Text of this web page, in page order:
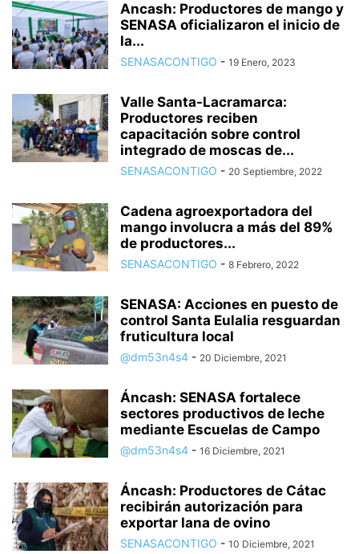
Ancash: Productores de mango y
SENASA oficializaron el inicio de
la...
SENASACONTIGO - 19 Enero, 2023
Valle Santa-Lacramarca:
Productores reciben
capacitación sobre control
integrado de moscas de...
SENASACONTIGO - 20 Septiembre, 2022
Cadena agroexportadora del
mango involucra a más del 89%
de productores...
SENASACONTIGO - 8 Febrero, 2022
SENASA: Acciones en puesto de
control Santa Eulalia resguardan
fruticultura local
@dm53n4s4 - 20 Diciembre, 2021
Áncash: SENASA fortalece
sectores productivos de leche
mediante Escuelas de Campo
@dm53n4s4 - 16 Diciembre, 2021
Áncash: Productores de Cátac
recibirán autorización para
exportar lana de ovino
SENASACONTIGO - 10 Diciembre, 2021